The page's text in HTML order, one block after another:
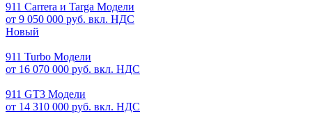
911 Carrera и Targa Модели
от 9 050 000 руб. вкл. НДС
Новый
911 Turbo Модели
от 16 070 000 руб. вкл. НДС
911 GT3 Модели
от 14 310 000 руб. вкл. НДС